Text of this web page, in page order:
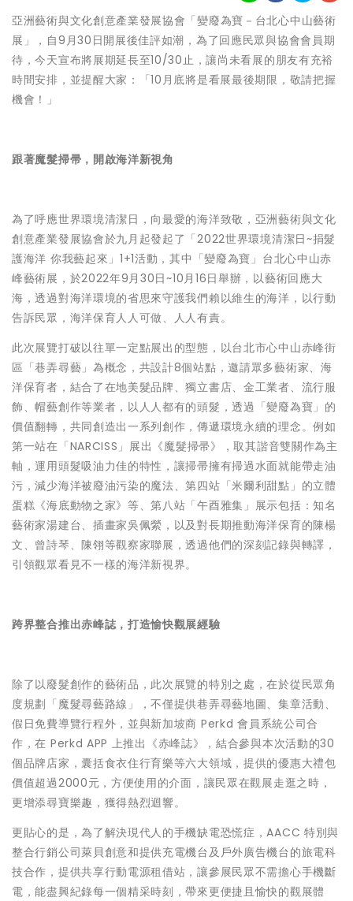
亞洲藝術與文化創意產業發展協會「變廢為寶－台北心中山藝術
展」，自9月30日開展後佳評如潮，為了回應民眾與協會會員期
待，今天宣布將展期延長至10/30止，讓尚未看展的朋友有充裕
時間安排，並提醒大家：「10月底將是看展最後期限，敬請把握
機會！」
跟著魔髮掃帚，開啟海洋新視角
為了呼應世界環境清潔日，向最愛的海洋致敬，亞洲藝術與文化
創意產業發展協會於九月起發起了「2022世界環境清潔日~捐髮
護海洋 你我藝起來」1+1活動，其中「變廢為寶」台北心中山赤
峰藝術展，於2022年9月30日~10月16日舉辦，以藝術回應大
海，透過對海洋環境的省思來守護我們賴以維生的海洋，以行動
告訴民眾，海洋保育人人可做、人人有責。
此次展覽打破以往單一定點展出的型態，以台北市心中山赤峰街
區「巷弄尋藝」為概念，共設計8個站點，邀請眾多藝術家、海
洋保育者，結合了在地美髮品牌、獨立書店、金工業者、流行服
飾、帽藝創作等業者，以人人都有的頭髮，透過「變廢為寶」的
價值翻轉，共同創造出一系列創作，傳遞環境永續的理念。例如
第一站在「NARCISS」展出《魔髮掃帚》，取其諧音雙關作為主
軸，運用頭髮吸油力佳的特性，讓掃帚擁有掃過水面就能帶走油
污，減少海洋被廢油污染的魔法、第四站「米爾利甜點」的立體
蛋糕《海底動物之家》等、第八站「午酉雅集」展示包括：知名
藝術家湯建台、插畫家吳佩縈，以及對長期推動海洋保育的陳楊
文、曾詩琴、陳翎等觀察家聯展，透過他們的深刻記錄與轉譯，
引領觀眾看見不一樣的海洋新視界。
跨界整合推出赤峰誌，打造愉快觀展經驗
除了以廢髮創作的藝術品，此次展覽的特別之處，在於從民眾角
度規劃「魔髮尋藝路線」，不僅提供巷弄尋藝地圖、集章活動、
假日免費導覽行程外，並與新加坡商 Perkd 會員系統公司合
作，在 Perkd APP 上推出《赤峰誌》，結合參與本次活動的30
個品牌店家，囊括食衣住行育樂等六大領域，提供的優惠大禮包
價值超過2000元，方便使用的介面，讓民眾在觀展走逛之時，
更增添尋寶樂趣，獲得熱烈迴響。
更貼心的是，為了解決現代人的手機缺電恐慌症，AACC 特別與
整合行銷公司萊貝創意和提供充電機台及戶外廣告機台的旅電科
技合作，提供共享行動電源租借站，讓參展民眾不需擔心手機斷
電，能盡興紀錄每一個精采時刻，帶來更便捷且愉快的觀展體